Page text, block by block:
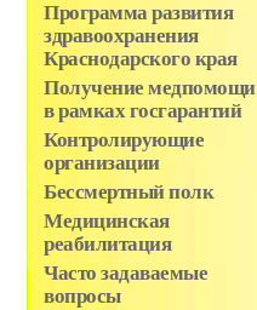
Программа развития
здравоохранения
Краснодарского края
Получение медпомощи
в рамках госгарантий
Контролирующие
организации
Бессмертный полк
Медицинская
реабилитация
Часто задаваемые
вопросы